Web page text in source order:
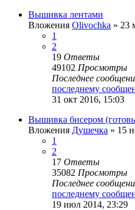
Вышивка лентами
Вложения Olivochka » 23
1
2
19 Ответы
49102 Просмотры
Последнее
последнему
31 окт 2016, 15:03
Вышивка бисером
Вложения Душечка » 15
1
2
17 Ответы
35082 Просмотры
Последнее
последнему
19 июл 2014, 23:29